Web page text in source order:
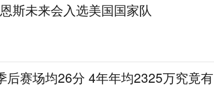
斯未来会入选美国国家队
后赛场均26分 4年年均2325万究竟有